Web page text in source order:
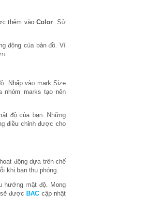
thêm vàoColor. Sử
động của bản đồ. Ví
Nhấp vào mark Size
marks tạo nên
độ của bạn. Những
điều chỉnh được cho
động dựa trên chế
khi bạn thu phóng.
hướng mật độ. Mong
được BAC cập nhật